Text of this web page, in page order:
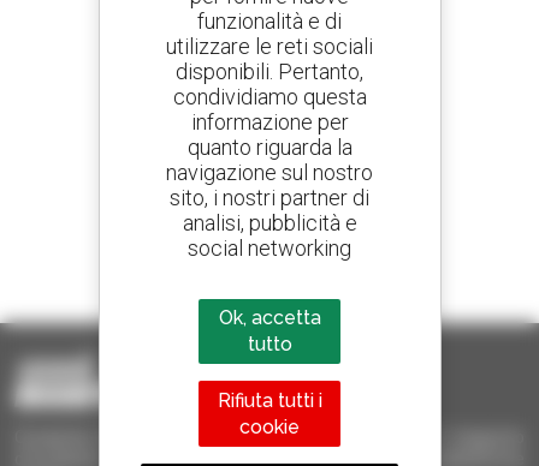
800 concessionari
Manitou nel mondo
1 telescopico su 4
Occasione Manitou - Prodotti per il sollevamento e il trasporto
funzionalità e di
utilizzare le reti sociali
disponibili. Pertanto,
condividiamo questa
informazione per
quanto riguarda la
navigazione sul nostro
sito, i nostri partner di
analisi, pubblicità e
social networking
Ok, accetta
tutto
Rifiuta tutti i
cookie